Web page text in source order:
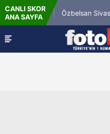
CANLI SKOR
ANA SAYFA
Spor Özbelsan Sivasspor